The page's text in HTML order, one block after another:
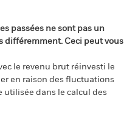
passées ne sont pas un
différemment. Ceci peut vous
le revenu brut réinvesti le
en raison des fluctuations
utilisée dans le calcul des